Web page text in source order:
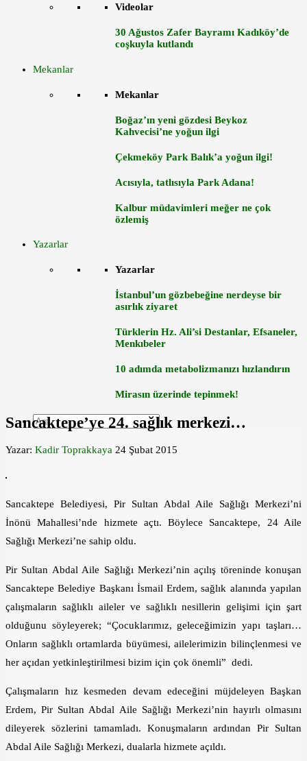
Videolar
30 Ağustos Zafer Bayramı Kadıköy’de
coşkuyla kutlandı
Mekanlar
Mekanlar
Boğaz’ın yeni gözdesi Beykoz
Kahvecisi’ne yoğun ilgi
Çekmeköy Park Balık’a yoğun ilgi!
Acısıyla, tatlısıyla Park Adana!
Kalbur müdavimleri meğer ne çok
özlemiş
Yazarlar
Yazarlar
İstanbul’un gözbebeğine nerdeyse bir
asırlık ziyaret
Türklerin Hz. Ali’si Destanlar, Efsaneler,
Menkıbeler
10 adımda metabolizmanızı hızlandırın
Mirasın üzerinde tepinmek!
Sancaktepe’ye 24. sağlık merkezi…
Yazar: Kadir Toprakkaya 24 Şubat 2015
Sancaktepe Belediyesi, Pir Sultan Abdal Aile Sağlığı Merkezi’ni
İnönü Mahallesi’nde hizmete açtı. Böylece Sancaktepe, 24 Aile
Sağlığı Merkezi’ne sahip oldu.
Pir Sultan Abdal Aile Sağlığı Merkezi’nin açılış töreninde konuşan
Sancaktepe Belediye Başkanı İsmail Erdem, sağlık alanında yapılan
çalışmaların sağlıklı aileler ve sağlıklı nesillerin gelişimi için şart
olduğunu söyleyerek; “Çocuklarımız, geleceğimizin yapı taşları…
Onların sağlıklı ortamlarda büyümesi, ailelerimizin bilinçlenmesi ve
her açıdan yetkinleştirilmesi bizim için çok önemli” dedi.
Çalışmaların hız kesmeden devam edeceğini müjdeleyen Başkan
Erdem, Pir Sultan Abdal Aile Sağlığı Merkezi’nin hayırlı olmasını
dileyerek sözlerini tamamladı. Konuşmaların ardından Pir Sultan
Abdal Aile Sağlığı Merkezi, dualarla hizmete açıldı.